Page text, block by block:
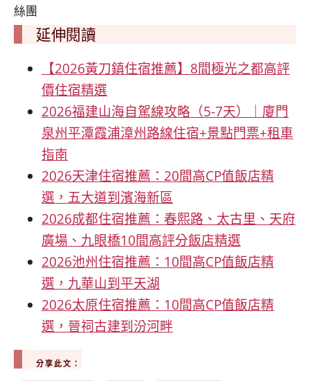
絲團
延伸閱讀
【2026黃刀鎮住宿推薦】8間極光之都高評
價住宿精選
2026福建山海自駕線攻略（5-7天）｜廈門
泉州平潭霞浦漳州路線住宿+景點門票+租車
指南
2026天津住宿推薦：20間高CP值飯店精
選，五大道到濱海新區
2026成都住宿推薦：春熙路、太古里、天府
廣場、九眼橋10間高評分飯店精選
2026池州住宿推薦：10間高CP值飯店精
選，九華山到平天湖
2026太原住宿推薦：10間高CP值飯店精
選，晉祠古建到汾河畔
分享此文：